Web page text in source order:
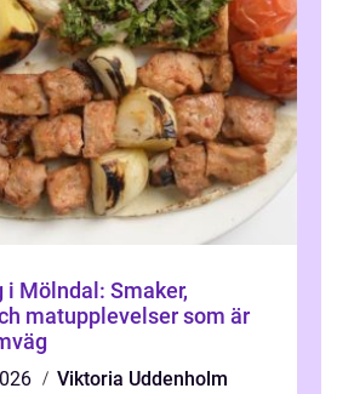
i Mölndal: Smaker,
matupplevelser som är
Viktoria Uddenholm